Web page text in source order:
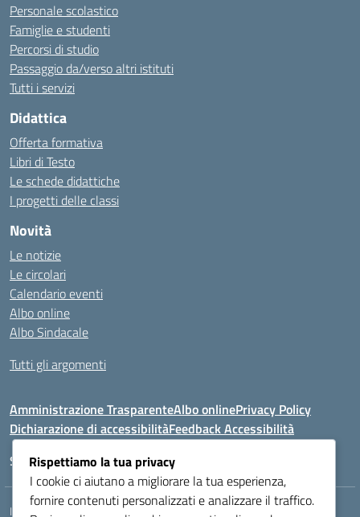
Personale scolastico
Famiglie e studenti
Percorsi di studio
Passaggio da/verso altri istituti
Tutti i servizi
Didattica
Offerta formativa
Libri di Testo
Le schede didattiche
I progetti delle classi
Novità
Le notizie
Le circolari
Calendario eventi
Albo online
Albo Sindacale
Tutti gli argomenti
Amministrazione TrasparenteAlbo onlinePrivacy Policy
Dichiarazione di accessibilitàFeedback Accessibilità
Seguici su:
Indirizzo: VIA LAZIO, 3, 43100 PARMA (PR)
Rispettiamo la tua privacy
I cookie ci aiutano a migliorare la tua esperienza,
fornire contenuti personalizzati e analizzare il traffico.